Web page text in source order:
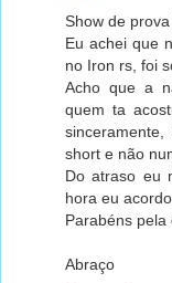
Show de prova
Eu achei que
no Iron rs, foi
Acho que a
quem ta
short e não
Do atraso eu
hora eu
Parabéns pela
Abraço